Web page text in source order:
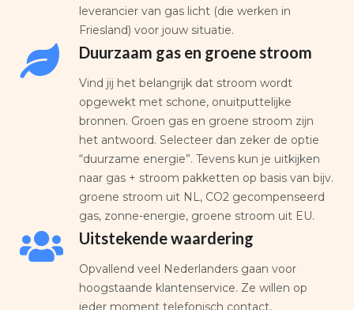
leverancier van gas licht (die werken in
Friesland) voor jouw situatie.
Duurzaam gas en groene stroom
Vind jij het belangrijk dat stroom wordt
opgewekt met schone, onuitputtelijke
bronnen. Groen gas en groene stroom zijn
het antwoord. Selecteer dan zeker de optie
“duurzame energie”. Tevens kun je uitkijken
naar gas + stroom pakketten op basis van bijv.
groene stroom uit NL, CO2 gecompenseerd
gas, zonne-energie, groene stroom uit EU.
Uitstekende waardering
Opvallend veel Nederlanders gaan voor
hoogstaande klantenservice. Ze willen op
ieder moment telefonisch contact,